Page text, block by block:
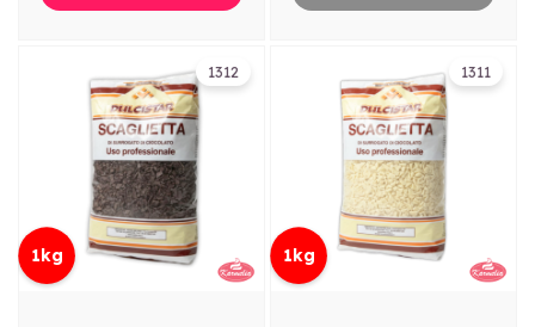
1312
1kg
1311
1kg